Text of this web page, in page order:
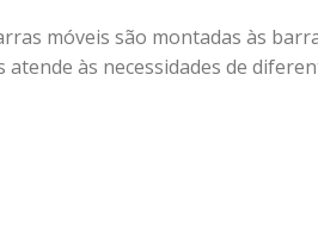
móveis são montadas às
às necessidades de